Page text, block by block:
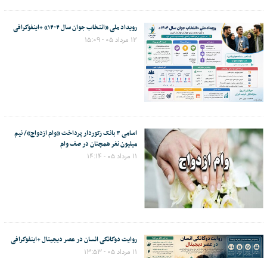
رویداد ملی «انتخاب جوان سال ۱۴۰۴» +اینفوگرافی
۱۲ مرداد ۰۵ - ۱۵:۰۹
اسامی ۳ بانک رکوردار پرداخت «وام ازدواج»/ نیم
میلیون نفر همچنان در صف وام
۱۱ مرداد ۰۵ - ۱۴:۱۴
روایت دوگانگی انسان در عصر دیجیتال +اینفوگرافی
۱۱ مرداد ۰۵ - ۱۳:۵۳